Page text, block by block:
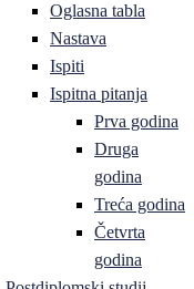
Oglasna tabla
Nastava
Ispiti
Ispitna pitanja
Prva godina
Druga
godina
Treća godina
Četvrta
godina